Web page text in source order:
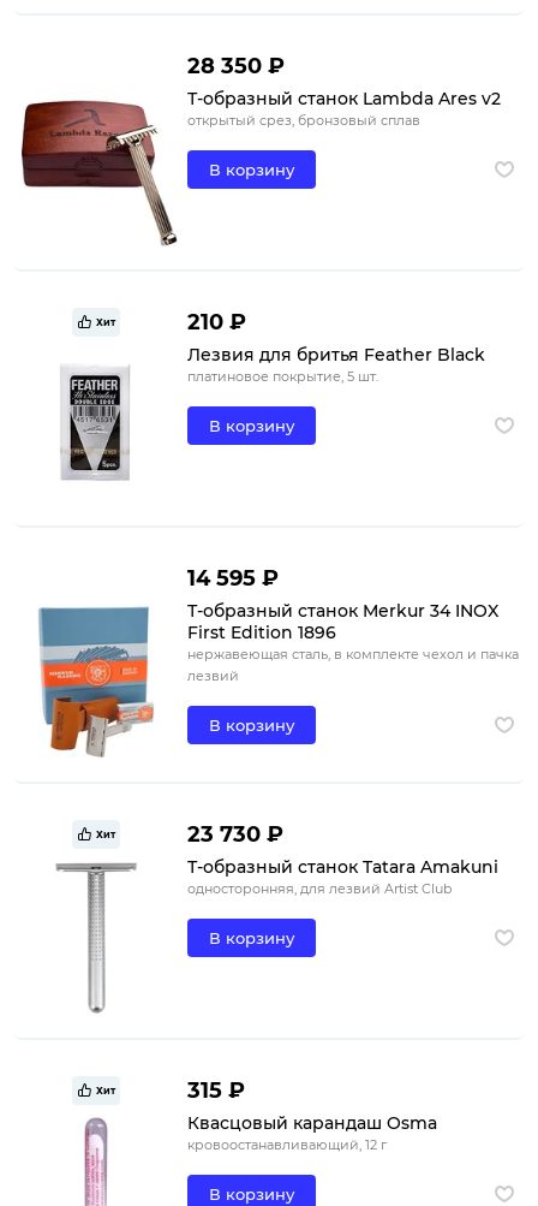
28 350 ₽
Т-образный станок Lambda Ares v2
открытый срез, бронзовый сплав
В корзину
Хит 210 ₽
Лезвия для бритья Feather Black
платиновое покрытие, 5 шт.
В корзину
14 595 ₽
Т-образный станок Merkur 34 INOX
First Edition 1896
нержавеющая сталь, в комплекте чехол и пачка
лезвий
В корзину
Хит 23 730 ₽
Т-образный станок Tatara Amakuni
односторонняя, для лезвий Artist Club
В корзину
Хит 315 ₽
Квасцовый карандаш Osma
кровоостанавливающий, 12 г
В корзину